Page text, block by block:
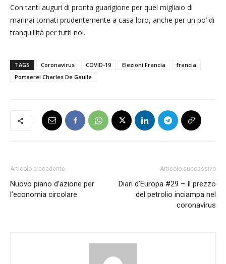
Con tanti auguri di pronta guarigione per quel migliaio di
marinai tornati prudentemente a casa loro, anche per un po’ di
tranquillità per tutti noi.
TAGS Coronavirus COVID-19 Elezioni Francia
francia
Portaerei Charles De Gaulle
Articolo precedente
Nuovo piano d’azione per
l’economia circolare
Articolo successivo
Diari d’Europa #29 – Il prezzo
del petrolio inciampa nel
coronavirus